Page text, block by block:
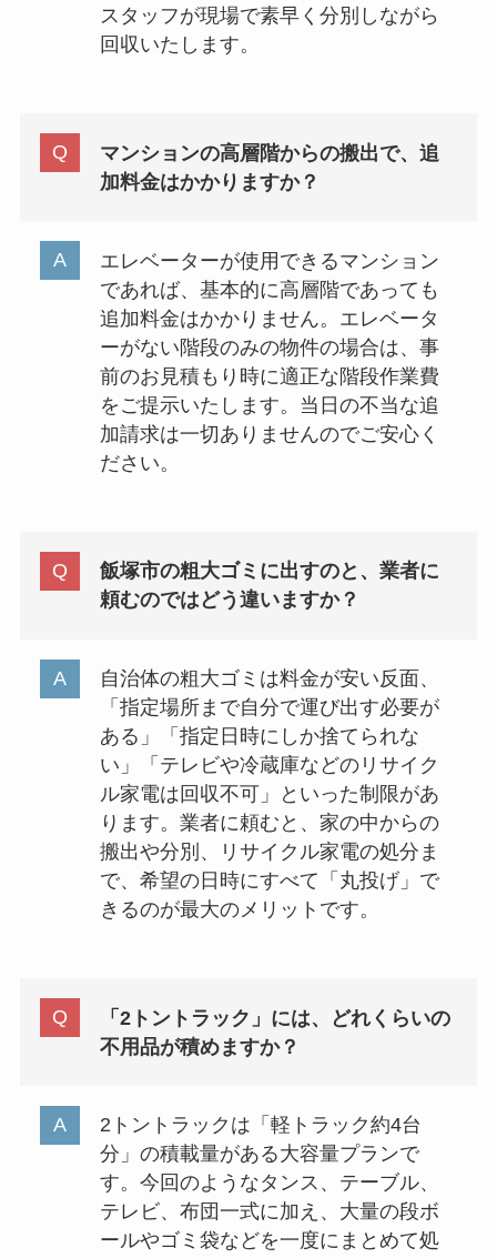
スタッフが現場で素早く分別しながら
回収いたします。
マンションの高層階からの搬出で、追
加料金はかかりますか？
エレベーターが使用できるマンション
であれば、基本的に高層階であっても
追加料金はかかりません。エレベータ
ーがない階段のみの物件の場合は、事
前のお見積もり時に適正な階段作業費
をご提示いたします。当日の不当な追
加請求は一切ありませんのでご安心く
ださい。
飯塚市の粗大ゴミに出すのと、業者に
頼むのではどう違いますか？
自治体の粗大ゴミは料金が安い反面、
「指定場所まで自分で運び出す必要が
ある」「指定日時にしか捨てられな
い」「テレビや冷蔵庫などのリサイク
ル家電は回収不可」といった制限があ
ります。業者に頼むと、家の中からの
搬出や分別、リサイクル家電の処分ま
で、希望の日時にすべて「丸投げ」で
きるのが最大のメリットです。
「2トントラック」には、どれくらいの
不用品が積めますか？
2トントラックは「軽トラック約4台
分」の積載量がある大容量プランで
す。今回のようなタンス、テーブル、
テレビ、布団一式に加え、大量の段ボ
ールやゴミ袋などを一度にまとめて処